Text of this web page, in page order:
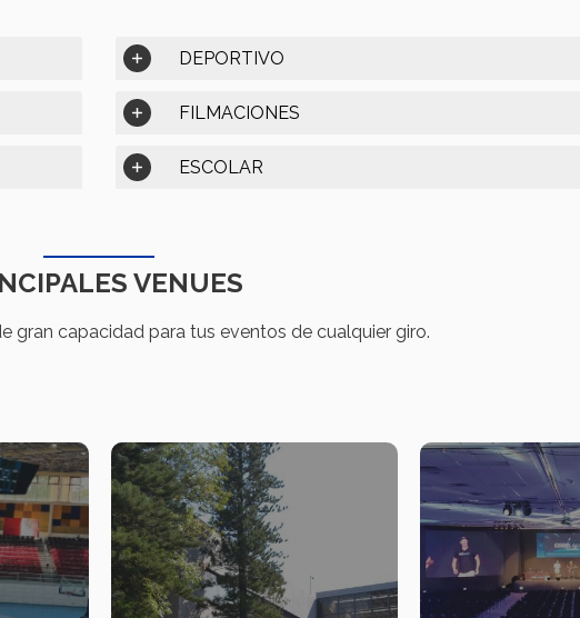
DEPORTIVO
FILMACIONES
ESCOLAR
VENUES
gran capacidad para tus eventos de cualquier giro.